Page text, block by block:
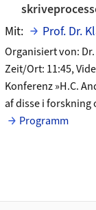
Mit:
Prof. Dr.
Organisiert von:
Zeit/Ort: 11:45,
Konferenz »H.C.
af disse i forskning
Programm